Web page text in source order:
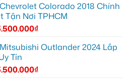
Colorado 2018 Chính
Tận Nơi TPHCM
₫
Outlander 2024 Lắp
Tín
₫